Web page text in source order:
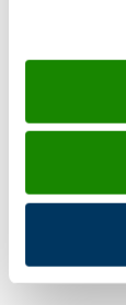
Vi vill att alla
försöker vi